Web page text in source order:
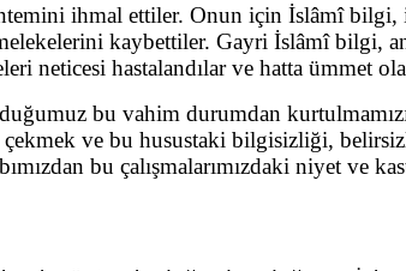
ihmal ettiler. Onun için İslâmî
kaybettiler. Gayri İslâmî bilgi,
neticesi hastalandılar ve hatta ümmet
bu vahim durumdan
ve bu husustaki bilgisizliği,
bu çalışmalarımızdaki niyet ve